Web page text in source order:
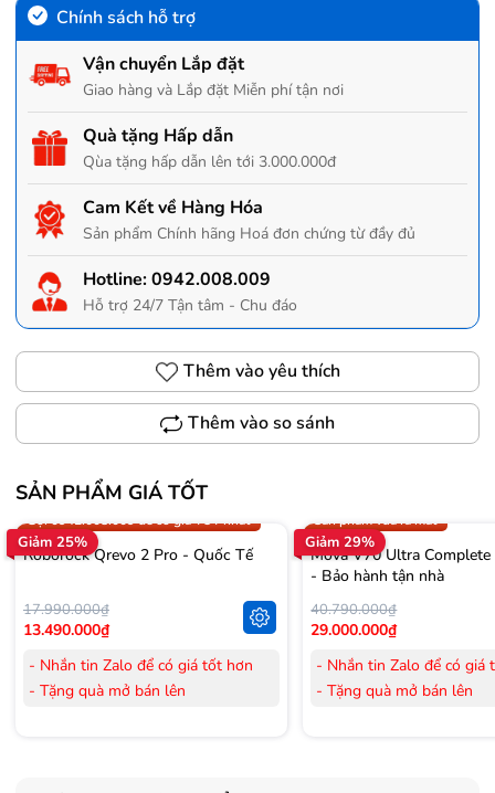
Chính sách hỗ trợ
Vận chuyển Lắp đặt
Giao hàng và Lắp đặt Miễn phí tận nơi
Quà tặng Hấp dẫn
Qùa tặng hấp dẫn lên tới 3.000.000đ
Cam Kết về Hàng Hóa
Sản phẩm Chính hãng Hoá đơn chứng từ đầy đủ
Hotline:0942.008.009
Hỗ trợ 24/7 Tận tâm - Chu đáo
Thêm vào yêu thích
Thêm vào so sánh
SẢN PHẨM GIÁ TỐT
Giảm 25%
Trợ giá 300.000đ
Gọi 0942.008.009 để có giá TỐT nhất
Roborock Qrevo 2 Pro - Quốc Tế
17.990.000₫
13.490.000₫
- Nhắn tin Zalo để có giá tốt hơn
- Tặng quà mở bán lên
Giảm 29%
Sản phẩm vừa ra mắt
Mova V70 Ultra
- Bảo hành tận nhà
40.790.000₫
29.000.000₫
- Nhắn tin Zalo để có giá
- Tặng quà mở bán lên